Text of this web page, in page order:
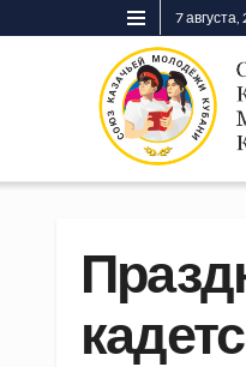
7 августа,